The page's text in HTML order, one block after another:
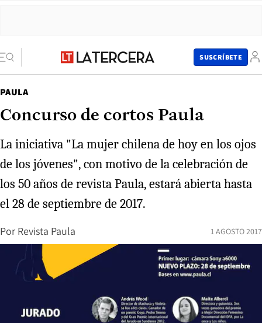
SUSCRÍBETE
PAULA
Concurso de cortos Paula
La iniciativa "La mujer chilena de hoy en los ojos
de los jóvenes", con motivo de la celebración de
los 50 años de revista Paula, estará abierta hasta
el 28 de septiembre de 2017.
Por Revista Paula 1 AGOSTO 2017